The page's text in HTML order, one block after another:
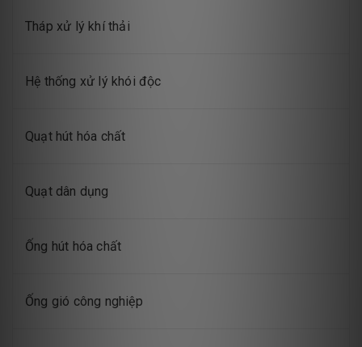
Tháp xử lý khí thải
Hệ thống xử lý khói độc
Quạt hút hóa chất
Quạt dân dụng
Ống hút hóa chất
Ống gió công nghiệp